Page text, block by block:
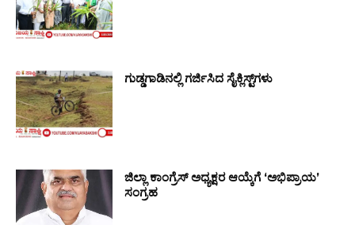
ಗುಡ್ಡಗಾಡಿನಲ್ಲಿ ಗರ್ಜಿಸಿದ ಸೈಕ್ಲಿಸ್ಟ್‌ಗಳು
ಜಿಲ್ಲಾ ಕಾಂಗ್ರೆಸ್ ಅಧ್ಯಕ್ಷರ ಆಯ್ಕೆಗೆ ‘ಅಭಿಪ್ರಾಯ’
ಸಂಗ್ರಹ